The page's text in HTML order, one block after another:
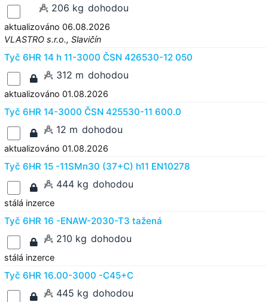
206 kg dohodou
aktualizováno 06.08.2026
VLASTRO s.r.o., Slavičín
Tyč 6HR 14 h 11-3000 ČSN 426530-12 050
312 m dohodou
aktualizováno 01.08.2026
Tyč 6HR 14-3000 ČSN 425530-11 600.0
12 m dohodou
aktualizováno 01.08.2026
Tyč 6HR 15 -11SMn30 (37+C) h11 EN10278
444 kg dohodou
stálá inzerce
Tyč 6HR 16 -ENAW-2030-T3 tažená
210 kg dohodou
stálá inzerce
Tyč 6HR 16.00-3000 -C45+C
445 kg dohodou